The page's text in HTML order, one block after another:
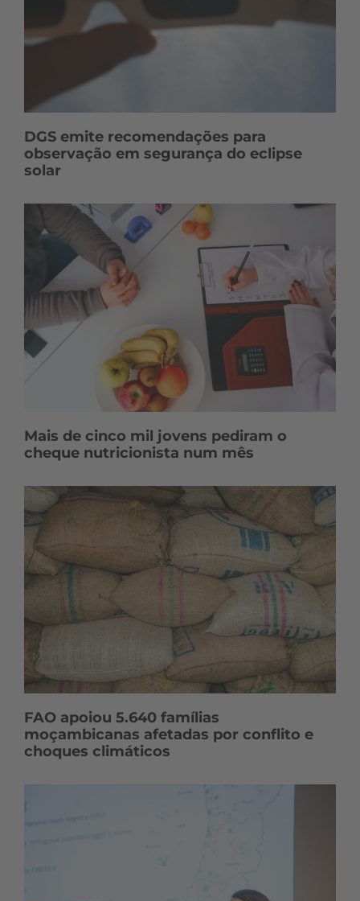
DGS emite recomendações para
observação em segurança do eclipse
solar
Mais de cinco mil jovens pediram o
cheque nutricionista num mês
FAO apoiou 5.640 famílias
moçambicanas afetadas por conflito e
choques climáticos